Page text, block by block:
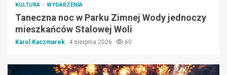
KULTURA WYDARZENIA
Taneczna noc w Parku Zimnej Wody jednoczy
mieszkańców Stalowej Woli
Karol Kaczmarek 4 sierpnia 2026 60